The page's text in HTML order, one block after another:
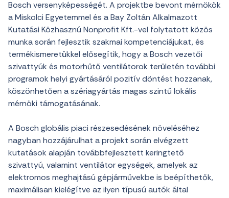
Bosch versenyképességét. A projektbe bevont mérnökök
a Miskolci Egyetemmel és a Bay Zoltán Alkalmazott
Kutatási Közhasznú Nonprofit Kft.-vel folytatott közös
munka során fejlesztik szakmai kompetenciájukat, és
termékismeretükkel elősegítik, hogy a Bosch vezetői
szivattyúk és motorhűtő ventilátorok területén további
programok helyi gyártásáról pozitív döntést hozzanak,
köszönhetően a szériagyártás magas szintű lokális
mérnöki támogatásának.
A Bosch globális piaci részesedésének növeléséhez
nagyban hozzájárulhat a projekt során elvégzett
kutatások alapján továbbfejlesztett keringtető
szivattyú, valamint ventilátor egységek, amelyek az
elektromos meghajtású gépjárművekbe is beépíthetők,
maximálisan kielégítve az ilyen típusú autók által